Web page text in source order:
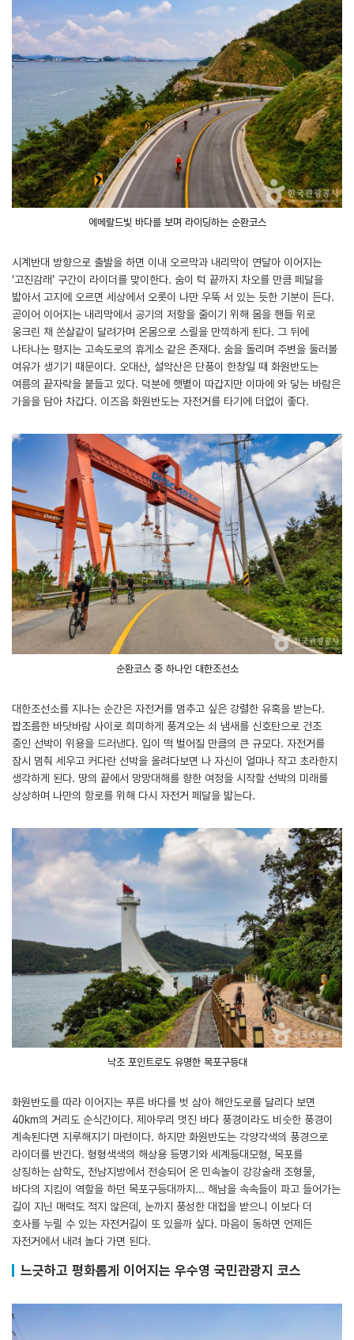
에메랄드빛 바다를 보며 라이딩하는 순환코스
시계반대 방향으로 출발을 하면 이내 오르막과 내리막이 연달아 이어지는
‘고진감래’ 구간이 라이더를 맞이한다. 숨이 턱 끝까지 차오를 만큼 페달을
밟아서 고지에 오르면 세상에서 오롯이 나만 우뚝 서 있는 듯한 기분이 든다.
곧이어 이어지는 내리막에서 공기의 저항을 줄이기 위해 몸을 핸들 위로
웅크린 채 쏜살같이 달려가며 온몸으로 스릴을 만끽하게 된다. 그 뒤에
나타나는 평지는 고속도로의 휴게소 같은 존재다. 숨을 돌리며 주변을 둘러볼
여유가 생기기 때문이다. 오대산, 설악산은 단풍이 한창일 때 화원반도는
여름의 끝자락을 붙들고 있다. 덕분에 햇볕이 따갑지만 이마에 와 닿는 바람은
가을을 담아 차갑다. 이즈음 화원반도는 자전거를 타기에 더없이 좋다.
순환코스 중 하나인 대한조선소
대한조선소를 지나는 순간은 자전거를 멈추고 싶은 강렬한 유혹을 받는다.
짭조름한 바닷바람 사이로 희미하게 풍겨오는 쇠 냄새를 신호탄으로 건조
중인 선박이 위용을 드러낸다. 입이 떡 벌어질 만큼의 큰 규모다. 자전거를
잠시 멈춰 세우고 커다란 선박을 올려다보면 나 자신이 얼마나 작고 초라한지
생각하게 된다. 땅의 끝에서 망망대해를 향한 여정을 시작할 선박의 미래를
상상하며 나만의 항로를 위해 다시 자전거 페달을 밟는다.
낙조 포인트로도 유명한 목포구등대
화원반도를 따라 이어지는 푸른 바다를 벗 삼아 해안도로를 달리다 보면
40km의 거리도 순식간이다. 제아무리 멋진 바다 풍경이라도 비슷한 풍경이
계속된다면 지루해지기 마련이다. 하지만 화원반도는 각양각색의 풍경으로
라이더를 반긴다. 형형색색의 해상용 등명기와 세계등대모형, 목포를
상징하는 삼학도, 전남지방에서 전승되어 온 민속놀이 강강술래 조형물,
바다의 지킴이 역할을 하던 목포구등대까지... 해남을 속속들이 파고 들어가는
길이 지닌 매력도 적지 않은데, 눈까지 풍성한 대접을 받으니 이보다 더
호사를 누릴 수 있는 자전거길이 또 있을까 싶다. 마음이 동하면 언제든
자전거에서 내려 놀다 가면 된다.
느긋하고 평화롭게 이어지는 우수영 국민관광지 코스